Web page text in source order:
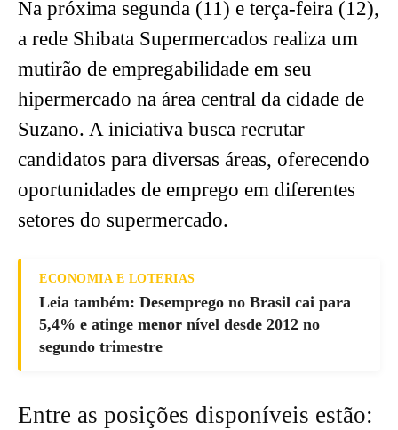
Na próxima segunda (11) e terça-feira (12),
a rede Shibata Supermercados realiza um
mutirão de empregabilidade em seu
hipermercado na área central da cidade de
Suzano. A iniciativa busca recrutar
candidatos para diversas áreas, oferecendo
oportunidades de emprego em diferentes
setores do supermercado.
ECONOMIA E LOTERIAS
Leia também: Desemprego no Brasil cai para
5,4% e atinge menor nível desde 2012 no
segundo trimestre
Entre as posições disponíveis estão: